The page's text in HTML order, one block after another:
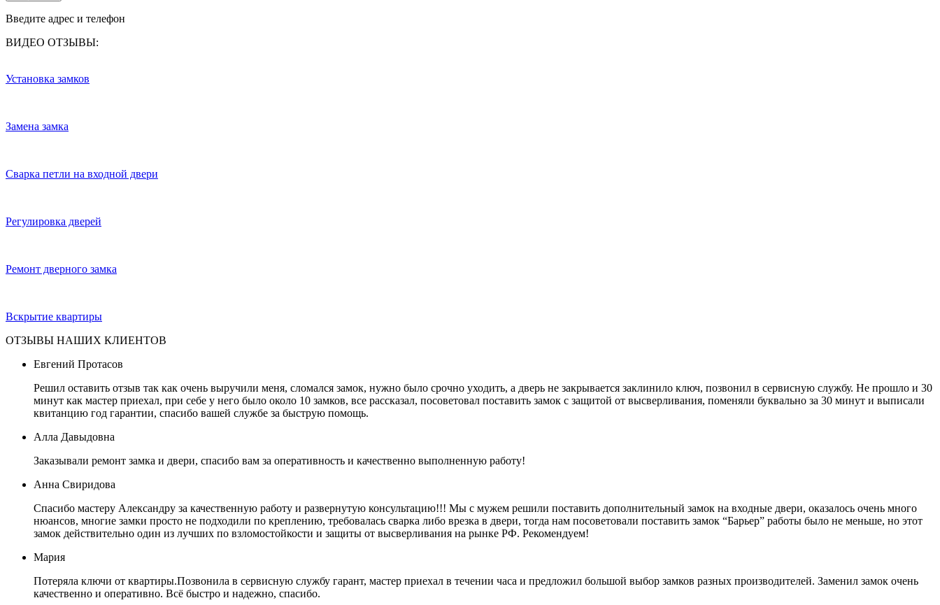
Введите адрес и телефон
ВИДЕО ОТЗЫВЫ:
Установка замков
Замена замка
Сварка петли на входной двери
Регулировка дверей
Ремонт дверного замка
Вскрытие квартиры
ОТЗЫВЫ НАШИХ КЛИЕНТОВ
Евгений Протасов
Решил оставить отзыв так как очень выручили меня, сломался замок, нужно было срочно уходить, а дверь не закрывается заклинило ключ, позвонил в сервисную службу. Не прошло и 30
минут как мастер приехал, при себе у него было около 10 замков, все рассказал, посоветовал поставить замок с защитой от высверливания, поменяли буквально за 30 минут и выписали
квитанцию год гарантии, спасибо вашей службе за быструю помощь.
Алла Давыдовна
Заказывали ремонт замка и двери, спасибо вам за оперативность и качественно выполненную работу!
Анна Свиридова
Спасибо мастеру Александру за качественную работу и развернутую консультацию!!! Мы с мужем решили поставить дополнительный замок на входные двери, оказалось очень много
нюансов, многие замки просто не подходили по креплению, требовалась сварка либо врезка в двери, тогда нам посоветовали поставить замок “Барьер” работы было не меньше, но этот
замок действительно один из лучших по взломостойкости и защиты от высверливания на рынке РФ. Рекомендуем!
Мария
Потеряла ключи от квартиры.Позвонила в сервисную службу гарант, мастер приехал в течении часа и предложил большой выбор замков разных производителей. Заменил замок очень
качественно и оперативно. Всё быстро и надежно, спасибо.